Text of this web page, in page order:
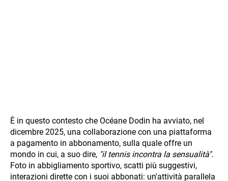
È in questo contesto che Océane Dodin ha avviato, nel
dicembre 2025, una collaborazione con una piattaforma
a pagamento in abbonamento, sulla quale offre un
mondo in cui, a suo dire, "il tennis incontra la sensualità".
Foto in abbigliamento sportivo, scatti più suggestivi,
interazioni dirette con i suoi abbonati: un'attività parallela